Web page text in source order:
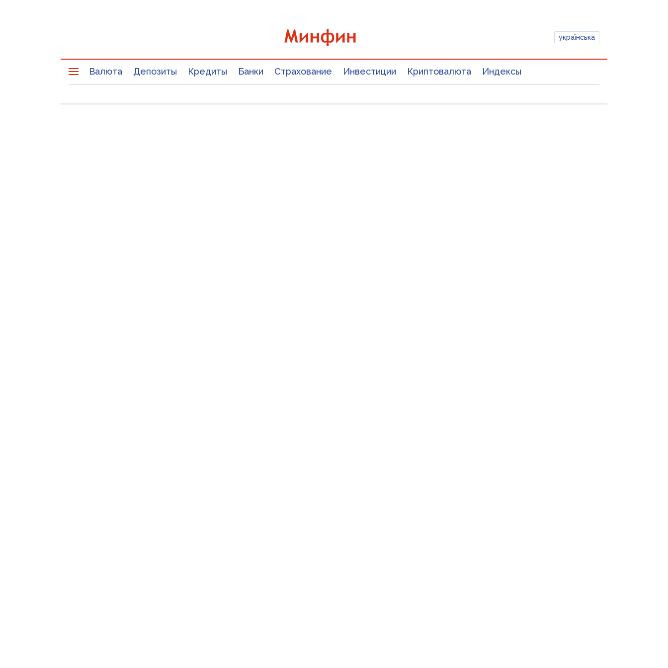
українська
Валюта Депозиты Кредиты Банки Страхование Инвестиции Криптовалюта Индексы